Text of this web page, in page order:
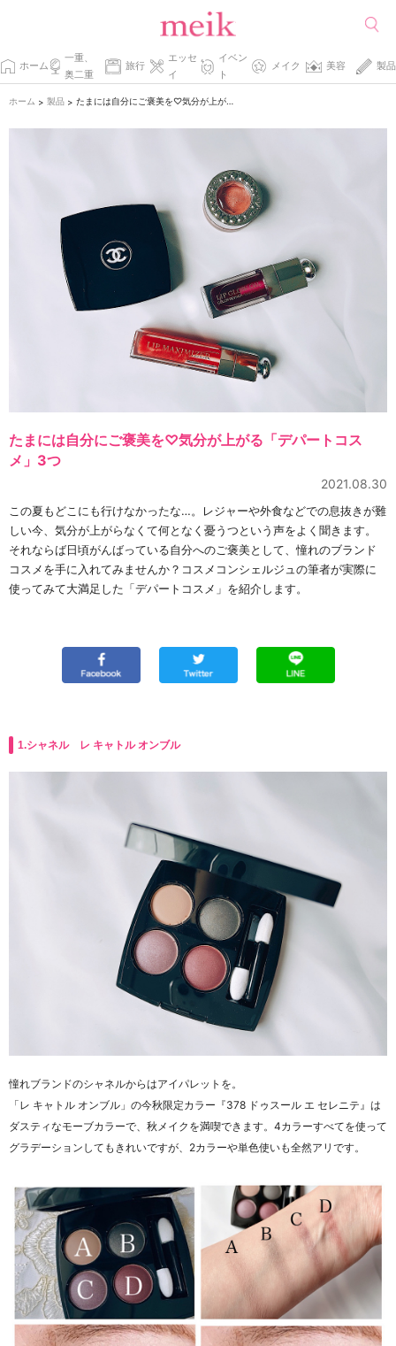
ホーム
一重、
奥二重
旅行
エッセ
イ
イベン
ト
メイク 美容 製品
ホーム > 製品 > たまには自分にご褒美を♡気分が上がる「デパートコスメ」3つ
たまには自分にご褒美を♡気分が上がる「デパートコス
メ」3つ
2021.08.30
この夏もどこにも行けなかったな…。レジャーや外食などでの息抜きが難
しい今、気分が上がらなくて何となく憂うつという声をよく聞きます。
それならば日頃がんばっている自分へのご褒美として、憧れのブランド
コスメを手に入れてみませんか？コスメコンシェルジュの筆者が実際に
使ってみて大満足した「デパートコスメ」を紹介します。
1.シャネル レ キャトル オンブル
憧れブランドのシャネルからはアイパレットを。
「レ キャトル オンブル」の今秋限定カラー『378 ドゥスール エ セレニテ』は
ダスティなモーブカラーで、秋メイクを満喫できます。4カラーすべてを使って
グラデーションしてもきれいですが、2カラーや単色使いも全然アリです。